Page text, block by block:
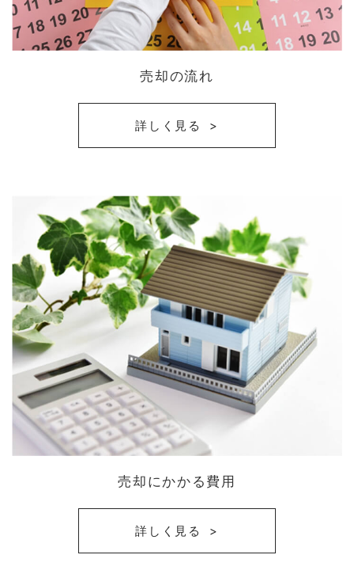
売却の流れ
詳しく見る
売却にかかる費用
詳しく見る